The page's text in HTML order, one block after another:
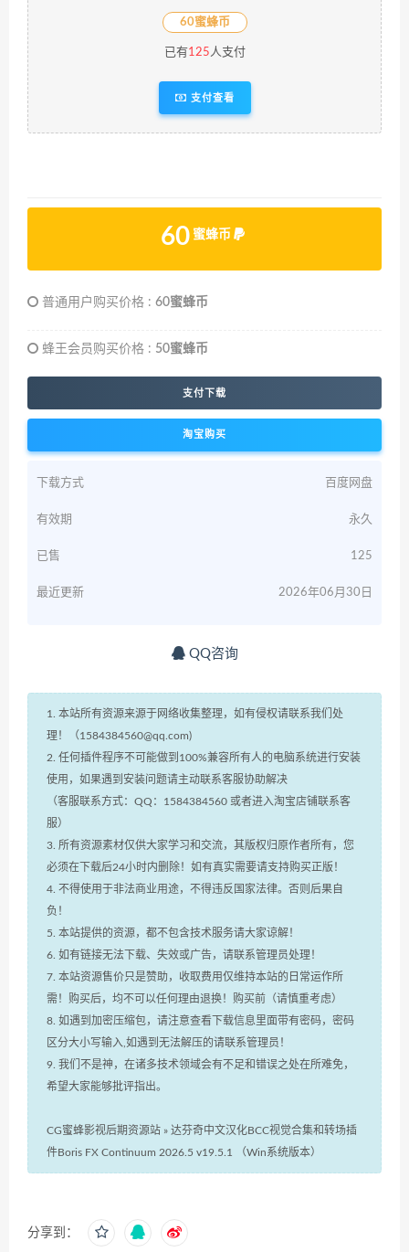
60蜜蜂币
已有125人支付
支付查看
60 蜜蜂币
普通用户购买价格 : 60蜜蜂币
蜂王会员购买价格 : 50蜜蜂币
支付下载
淘宝购买
下载方式 百度网盘
有效期 永久
已售 125
最近更新 2026年06月30日
QQ咨询
1. 本站所有资源来源于网络收集整理，如有侵权请联系我们处
理！（1584384560@qq.com)
2. 任何插件程序不可能做到100%兼容所有人的电脑系统进行安装
使用，如果遇到安装问题请主动联系客服协助解决
（客服联系方式：QQ：1584384560 或者进入淘宝店铺联系客
服）
3. 所有资源素材仅供大家学习和交流，其版权归原作者所有，您
必须在下载后24小时内删除！如有真实需要请支持购买正版！
4. 不得使用于非法商业用途，不得违反国家法律。否则后果自
负！
5. 本站提供的资源，都不包含技术服务请大家谅解！
6. 如有链接无法下载、失效或广告，请联系管理员处理！
7. 本站资源售价只是赞助，收取费用仅维持本站的日常运作所
需！购买后，均不可以任何理由退换！购买前（请慎重考虑）
8. 如遇到加密压缩包，请注意查看下载信息里面带有密码，密码
区分大小写输入,如遇到无法解压的请联系管理员！
9. 我们不是神，在诸多技术领域会有不足和错误之处在所难免，
希望大家能够批评指出。
CG蜜蜂影视后期资源站 » 达芬奇中文汉化BCC视觉合集和转场插
件Boris FX Continuum 2026.5 v19.5.1 （Win系统版本）
分享到：